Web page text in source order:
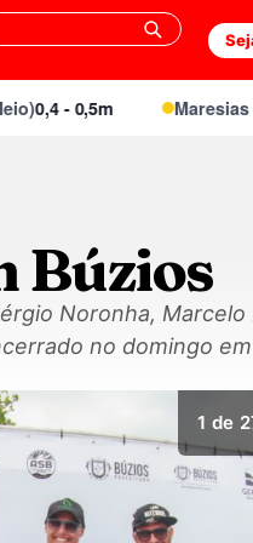
- 0,5m Maresias
Búzios
Noronha, Marcelo
no domingo
1 de